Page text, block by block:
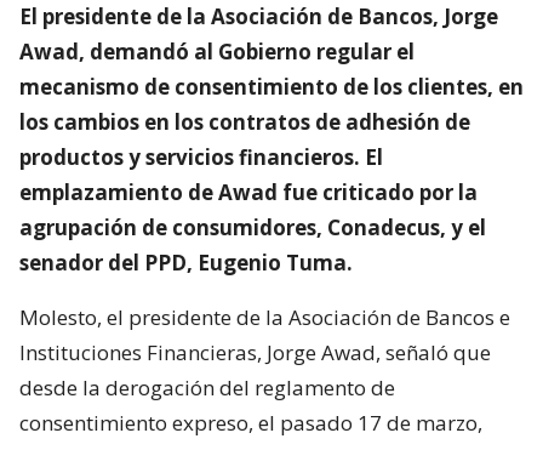
El presidente de la Asociación de Bancos, Jorge
Awad, demandó al Gobierno regular el
mecanismo de consentimiento de los clientes, en
los cambios en los contratos de adhesión de
productos y servicios financieros. El
emplazamiento de Awad fue criticado por la
agrupación de consumidores, Conadecus, y el
senador del PPD, Eugenio Tuma.
Molesto, el presidente de la Asociación de Bancos e
Instituciones Financieras, Jorge Awad, señaló que
desde la derogación del reglamento de
consentimiento expreso, el pasado 17 de marzo,